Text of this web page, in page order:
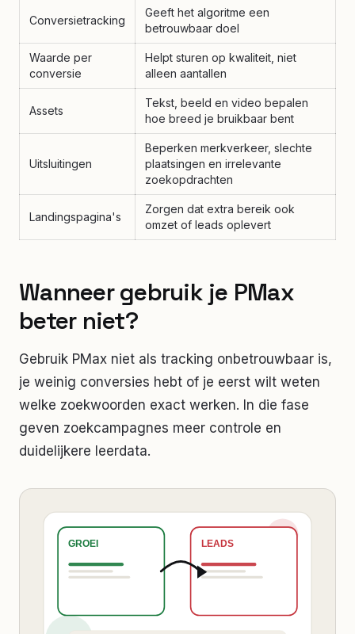
Conversietracking
Geeft het algoritme een
betrouwbaar doel
Waarde per
conversie
Helpt sturen op kwaliteit, niet
alleen aantallen
Assets
Tekst, beeld en video bepalen
hoe breed je bruikbaar bent
Uitsluitingen
Beperken merkverkeer, slechte
plaatsingen en irrelevante
zoekopdrachten
Landingspagina's
Zorgen dat extra bereik ook
omzet of leads oplevert
Wanneer gebruik je PMax
beter niet?
Gebruik PMax niet als tracking onbetrouwbaar is,
je weinig conversies hebt of je eerst wilt weten
welke zoekwoorden exact werken. In die fase
geven zoekcampagnes meer controle en
duidelijkere leerdata.